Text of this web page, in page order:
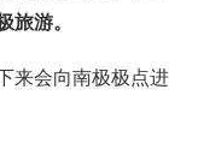
游。
来会向南极极点进